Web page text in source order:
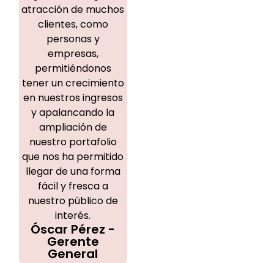
atracción de muchos
clientes, como
personas y
empresas,
permitiéndonos
tener un crecimiento
en nuestros ingresos
y apalancando la
ampliación de
nuestro portafolio
que nos ha permitido
llegar de una forma
fácil y fresca a
nuestro público de
interés.
Óscar Pérez -
Gerente
General